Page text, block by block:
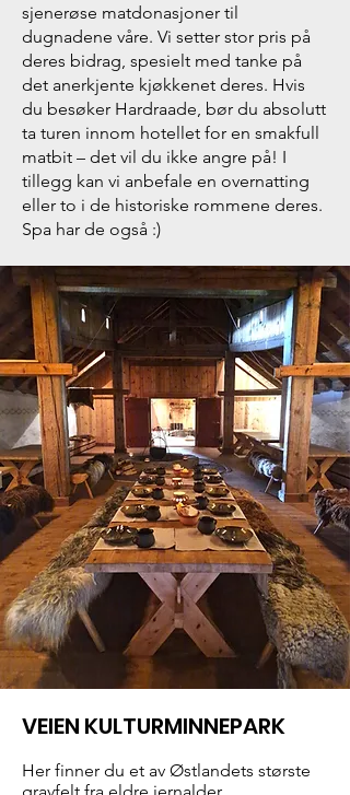
sjenerøse matdonasjoner til
dugnadene våre. Vi setter stor pris på
deres bidrag, spesielt med tanke på
det anerkjente kjøkkenet deres. Hvis
du besøker Hardraade, bør du absolutt
ta turen innom hotellet for en smakfull
matbit – det vil du ikke angre på! I
tillegg kan vi anbefale en overnatting
eller to i de historiske rommene deres.
Spa har de også :)
VEIEN KULTURMINNEPARK
Her finner du et av Østlandets største